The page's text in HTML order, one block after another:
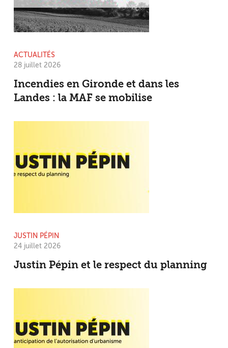
ACTUALITÉS
28 juillet 2026
Incendies en Gironde et dans les
Landes : la MAF se mobilise
JUSTIN PÉPIN
24 juillet 2026
Justin Pépin et le respect du planning